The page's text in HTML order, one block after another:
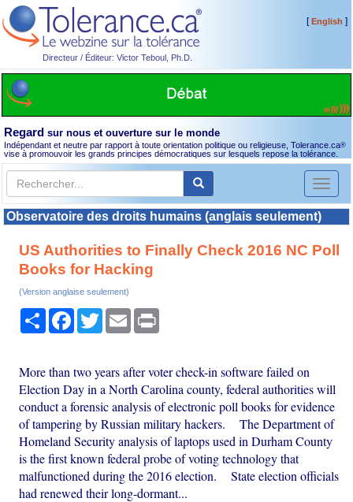
Directeur / Éditeur: Victor Teboul, Ph.D.
[English ]
Regard sur nous et ouverture sur le monde
Indépendant et neutre par rapport à toute orientation politique ou religieuse, Tolerance.ca®
vise à promouvoir les grands principes démocratiques sur lesquels repose la tolérance.
Toggle
Observatoire des droits humains (anglais seulement)
US Authorities to Finally Check 2016 NC Poll
Books for Hacking
(Version anglaise seulement)
PartagerFacebook
TwitterEmail
More than two years after voter check-in software failed on
Election Day in a North Carolina county, federal authorities will
conduct a forensic analysis of electronic poll books for evidence
of tampering by Russian military hackers. The Department of
Homeland Security analysis of laptops used in Durham County
is the first known federal probe of voting technology that
malfunctioned during the 2016 election. State election officials
had renewed their long-dormant...